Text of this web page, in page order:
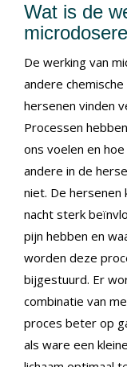
Wat is de
De werking van
andere
hersenen vinden
Processen
ons voelen en
andere in de
niet. De hersenen
nacht sterk
pijn hebben en
worden deze
bijgestuurd. Er
combinatie van
proces beter op
als ware een